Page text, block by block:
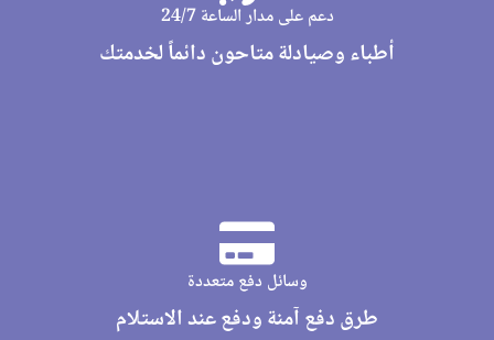
دعم على مدار الساعة 24/7
أطباء وصيادلة متاحون دائماً لخدمتك
وسائل دفع متعددة
طرق دفع آمنة ودفع عند الاستلام